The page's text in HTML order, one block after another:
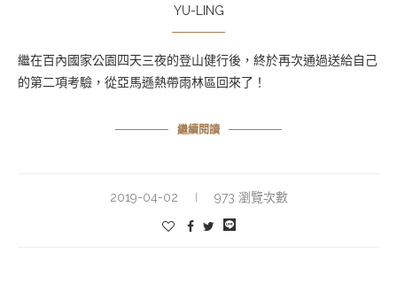
YU-LING
繼在百內國家公園四天三夜的登山健行後，終於再次通過送給自己
的第二項考驗，從亞馬遜熱帶雨林區回來了！
繼續閱讀
2019-04-02 973 瀏覽次數